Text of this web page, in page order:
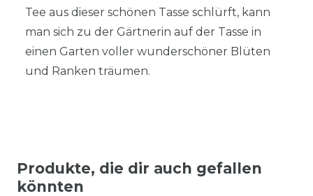
Tee aus dieser schönen Tasse schlürft, kann
man sich zu der Gärtnerin auf der Tasse in
einen Garten voller wunderschöner Blüten
und Ranken träumen.
Produkte, die dir auch gefallen
könnten